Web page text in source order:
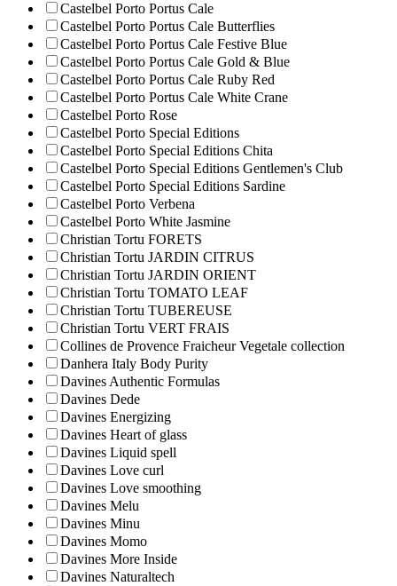
Castelbel Porto Portus Cale
Castelbel Porto Portus Cale Butterflies
Castelbel Porto Portus Cale Festive Blue
Castelbel Porto Portus Cale Gold & Blue
Castelbel Porto Portus Cale Ruby Red
Castelbel Porto Portus Cale White Crane
Castelbel Porto Rose
Castelbel Porto Special Editions
Castelbel Porto Special Editions Chita
Castelbel Porto Special Editions Gentlemen's Club
Castelbel Porto Special Editions Sardine
Castelbel Porto Verbena
Castelbel Porto White Jasmine
Christian Tortu FORETS
Christian Tortu JARDIN CITRUS
Christian Tortu JARDIN ORIENT
Christian Tortu TOMATO LEAF
Christian Tortu TUBEREUSE
Christian Tortu VERT FRAIS
Collines de Рrovencе Fraicheur Vegetale collection
Danhera Italy Body Purity
Davines Authentic Formulas
Davines Dede
Davines Energizing
Davines Heart of glass
Davines Liquid spell
Davines Love curl
Davines Love smoothing
Davines Melu
Davines Minu
Davines Momo
Davines More Inside
Davines Naturaltech